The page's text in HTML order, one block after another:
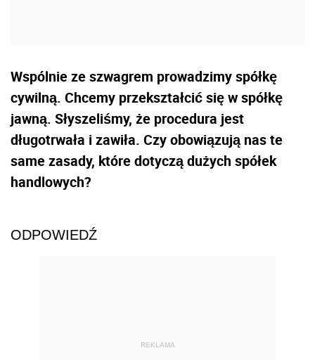
Wspólnie ze szwagrem prowadzimy spółkę
cywilną. Chcemy przekształcić się w spółkę
jawną. Słyszeliśmy, że procedura jest
długotrwała i zawiła. Czy obowiązują nas te
same zasady, które dotyczą dużych spółek
handlowych?
ODPOWIEDŹ
REKLAMA